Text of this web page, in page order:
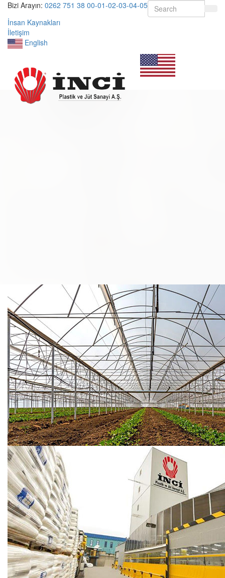
Bizi Arayın: 0262 751 38 00-01-02-03-04-05
İnsan Kaynakları
İletişim
English